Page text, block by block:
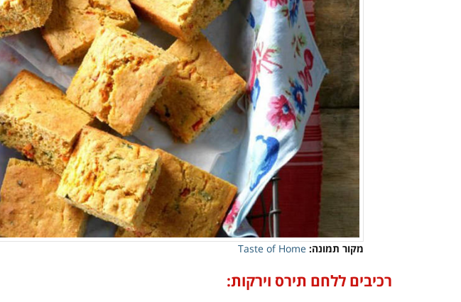
מקור תמונה: Taste of Home
רכיבים ללחם תירס וירקות: